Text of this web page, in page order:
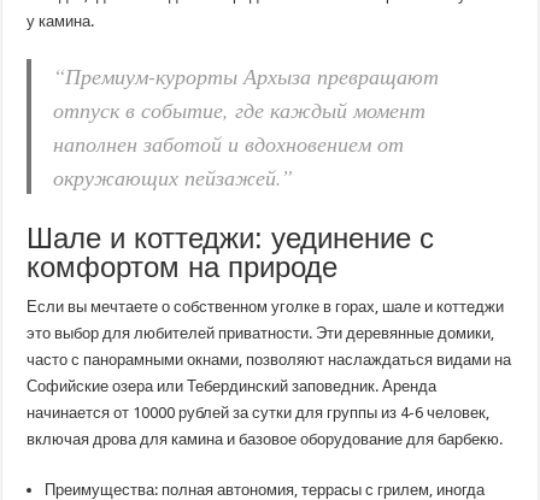
у камина.
“Премиум-курорты Архыза превращают
отпуск в событие, где каждый момент
наполнен заботой и вдохновением от
окружающих пейзажей.”
Шале и коттеджи: уединение с
комфортом на природе
Если вы мечтаете о собственном уголке в горах, шале и коттеджи
это выбор для любителей приватности. Эти деревянные домики,
часто с панорамными окнами, позволяют наслаждаться видами на
Софийские озера или Тебердинский заповедник. Аренда
начинается от 10000 рублей за сутки для группы из 4-6 человек,
включая дрова для камина и базовое оборудование для барбекю.
Преимущества: полная автономия, террасы с грилем, иногда